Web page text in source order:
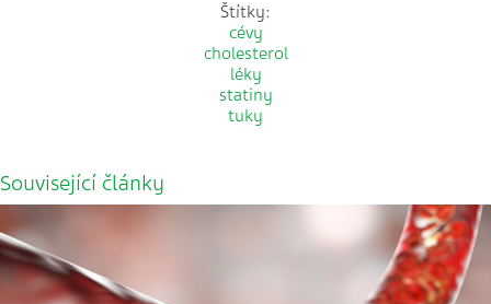
Štítky:
cévy
cholesterol
léky
statiny
tuky
Související články